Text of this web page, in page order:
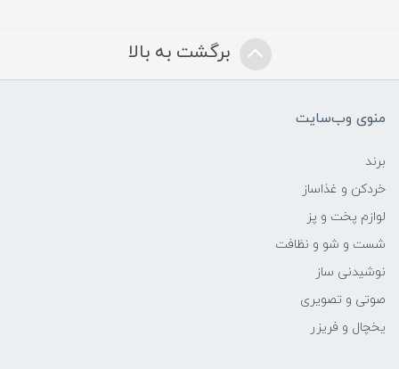
برگشت به بالا
منوی وب‌سایت
برند
خردکن و غذاساز
لوازم پخت و پز
شست و شو و نظافت
نوشیدنی ساز
صوتی و تصویری
یخچال و فریزر